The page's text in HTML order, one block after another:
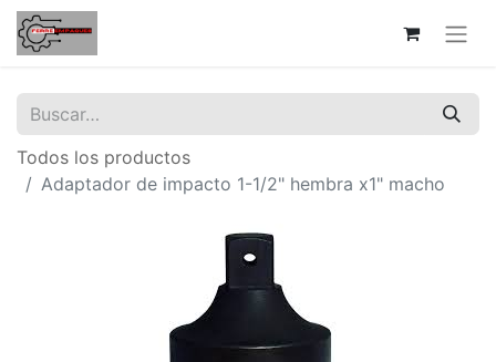
Todos los productos
Adaptador de impacto 1-1/2" hembra x1" macho